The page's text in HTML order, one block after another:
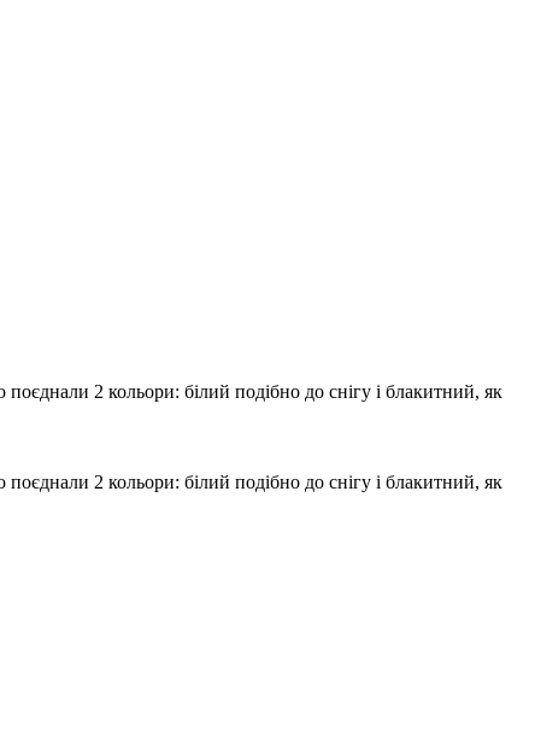
2 кольори: білий подібно до снігу і блакитний, як
2 кольори: білий подібно до снігу і блакитний, як